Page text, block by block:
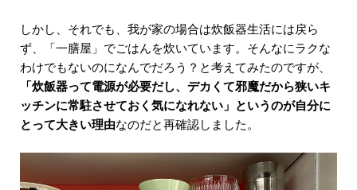
しかし、それでも、我が家の場合は炊飯器生活には戻ら
ず、「一膳屋」でごはんを炊いています。そんなにラクな
わけでもないのになんでだろう？と考えてみたのですが、
「炊飯器って電源が必要だし、デカくて邪魔だから狭いキ
ッチンに常駐させておく気になれない」というのが自分に
とって大きい理由なのだと再確認しました。